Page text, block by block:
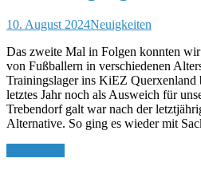
10. August 2024Neuigkeiten
Das zweite Mal in Folgen konnten
von Fußballern in verschiedenen
Trainingslager ins KiEZ Querxenland
letztes Jahr noch als Ausweich für
Trebendorf galt war nach der
Alternative. So ging es wieder mit